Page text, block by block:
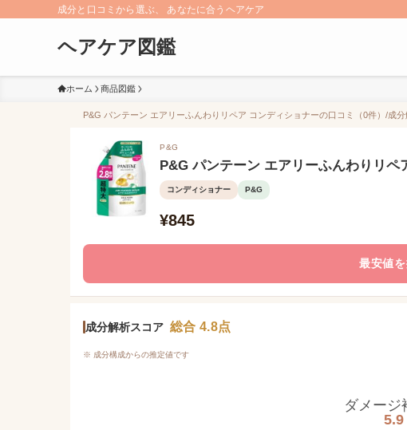
成分と口コミから選ぶ、 あなたに合うヘアケア
ヘアケア図鑑
ホーム 商品図鑑
P&G パンテーン エアリーふんわりリペア コンディショナーの口コミ（0件）/成分
P&G
P&G パンテーン エアリーふんわりリペ
コンディショナー P&G
¥845
最安値
成分解析スコア 総合 4.8点
※ 成分構成からの推定値です
ダメージ
5.9